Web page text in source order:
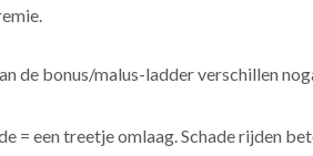
de bonus/malus-ladder verschillen
= een treetje omlaag. Schade rijden